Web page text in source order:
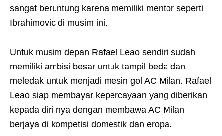
sangat beruntung karena memiliki mentor seperti
Ibrahimovic di musim ini.
Untuk musim depan Rafael Leao sendiri sudah
memiliki ambisi besar untuk tampil beda dan
meledak untuk menjadi mesin gol AC Milan. Rafael
Leao siap membayar kepercayaan yang diberikan
kepada diri nya dengan membawa AC Milan
berjaya di kompetisi domestik dan eropa.